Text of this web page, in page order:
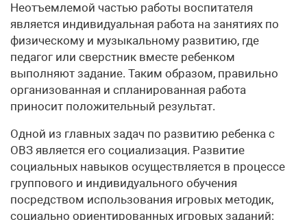
Неотъемлемой частью работы воспитателя
является индивидуальная работа на занятиях по
физическому и музыкальному развитию, где
педагог или сверстник вместе ребенком
выполняют задание. Таким образом, правильно
организованная и спланированная работа
приносит положительный результат.
Одной из главных задач по развитию ребенка с
ОВЗ является его социализация. Развитие
социальных навыков осуществляется в процессе
группового и индивидуального обучения
посредством использования игровых методик,
социально ориентированных игровых заданий: